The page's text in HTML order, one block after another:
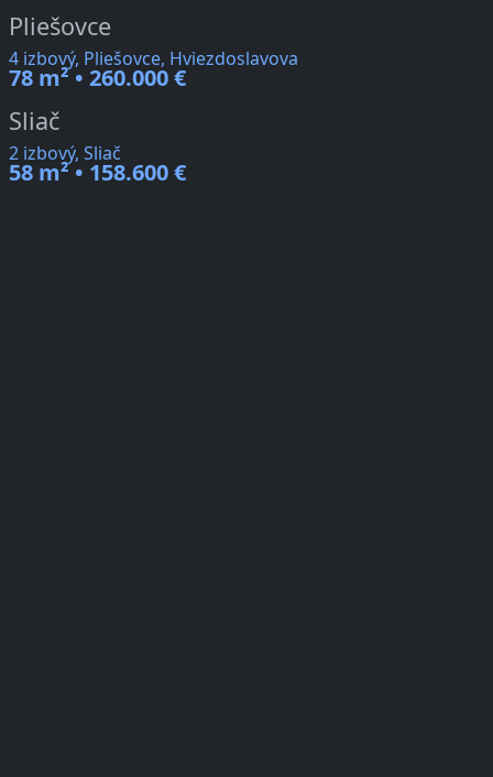
Pliešovce
4 izbový, Pliešovce, Hviezdoslavova
78 m² • 260.000 €
Sliač
2 izbový, Sliač
58 m² • 158.600 €